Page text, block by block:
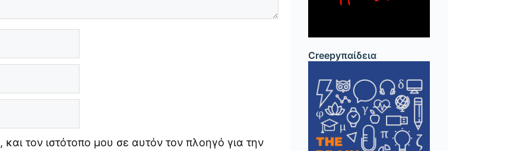
τον ιστότοπο μου σε αυτόν τον πλοηγό για την
Creepyπαίδεια